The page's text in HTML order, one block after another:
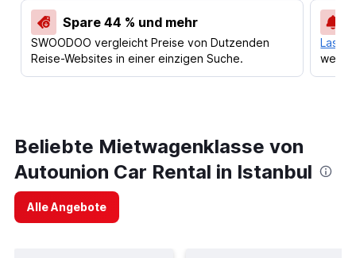
Spare 44 % und mehr
SWOODOO vergleicht Preise von Dutzenden
Reise-Websites in einer einzigen Suche.
Lass
Beliebte Mietwagenklasse von
Autounion Car Rental in Istanbul
Alle Angebote